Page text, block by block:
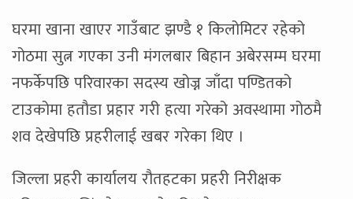
घरमा खाना खाएर गाउँबाट झण्डै १ किलोमिटर रहेको
गोठमा सुत्न गएका उनी मंगलबार बिहान अबेरसम्म घरमा
नफर्केपछि परिवारका सदस्य खोज्न जाँदा पण्डितको
टाउकोमा हतौडा प्रहार गरी हत्या गरेको अवस्थामा गोठमै
शव देखेपछि प्रहरीलाई खबर गरेका थिए ।
जिल्ला प्रहरी कार्यालय रौतहटका प्रहरी निरीक्षक